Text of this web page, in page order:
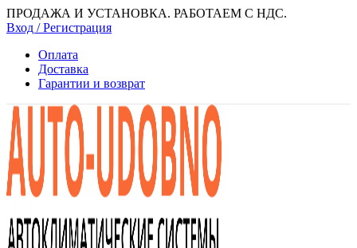
ПРОДАЖА И УСТАНОВКА. РАБОТАЕМ С НДС.
Вход / Регистрация
Оплата
Доставка
Гарантии и возврат